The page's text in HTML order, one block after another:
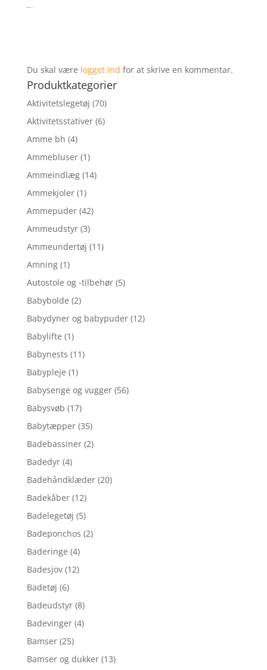
Du skal være logget ind for at skrive en kommentar.
Produktkategorier
Aktivitetslegetøj (70)
Aktivitetsstativer (6)
Amme bh (4)
Ammebluser (1)
Ammeindlæg (14)
Ammekjoler (1)
Ammepuder (42)
Ammeudstyr (3)
Ammeundertøj (11)
Amning (1)
Autostole og -tilbehør (5)
Babybolde (2)
Babydyner og babypuder (12)
Babylifte (1)
Babynests (11)
Babypleje (1)
Babysenge og vugger (56)
Babysvøb (17)
Babytæpper (35)
Badebassiner (2)
Badedyr (4)
Badehåndklæder (20)
Badekåber (12)
Badelegetøj (5)
Badeponchos (2)
Baderinge (4)
Badesjov (12)
Badetøj (6)
Badeudstyr (8)
Badevinger (4)
Bamser (25)
Bamser og dukker (13)